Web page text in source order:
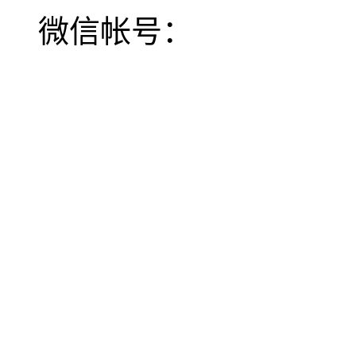
微信帐号：